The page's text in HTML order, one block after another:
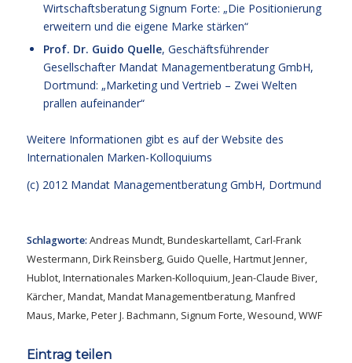
Wirtschaftsberatung Signum Forte: „Die Positionierung
erweitern und die eigene Marke stärken“
Prof. Dr. Guido Quelle, Geschäftsführender
Gesellschafter Mandat Managementberatung GmbH,
Dortmund: „Marketing und Vertrieb – Zwei Welten
prallen aufeinander“
Weitere Informationen gibt es auf der Website des
Internationalen Marken-Kolloquiums
(c) 2012 Mandat Managementberatung GmbH, Dortmund
Schlagworte: Andreas Mundt,Bundeskartellamt, Carl-Frank
Westermann,Dirk Reinsberg, Guido Quelle,Hartmut Jenner,
Hublot,Internationales Marken-Kolloquium,Jean-Claude Biver,
Kärcher,Mandat,Mandat Managementberatung,Manfred
Maus,Marke,Peter J. Bachmann, Signum Forte,Wesound,WWF
Eintrag teilen